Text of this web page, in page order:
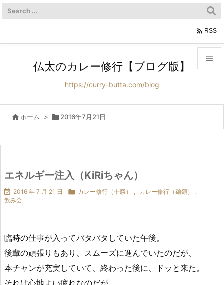



 RSS
仏太のカレー修行【ブログ版】
https://curry-butta.com/blog
 ホーム > 2016年7月21日
エネルギー注入（KiRiちゃん）
 2016 年 7 月 21 日  カレー修行（十勝） , カレー修行（麺類）
,
飲み会
臨時の仕事が入ってバタバタしていた午後。
後輩の頑張りもあり、スムーズに進んでいたのだが、
本チャンが充実していて、終わった後に、ドッと来た。
それは心地よい疲れなのだが、